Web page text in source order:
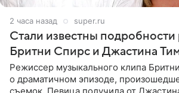
2 часа назад super.ru
Стали известны подробности
Бритни Спирс и Джастина
Режиссер музыкального клипа
о драматичном эпизоде,